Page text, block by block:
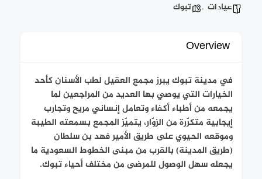
عيادات تبوك
Overview
في مدينة تبوك يبرز مجمع العقيل لطب الأسنان كأحد
الخيارات التي يوصي بها العديد من المراجعين لما
يجمعه من أطباء أكفاء وتعامل إنساني مريح وتجارب
إيجابية متكرّرة من الزوّار، يتميّز المجمع بسمعته الطيبة
وموقعه الحيوي على طريق الأمير فهد بن سلطان
(طريق المدينة) بالقرب من مبنى الخطوط السعودية ما
يجعله سهل الوصول للمرضى من مختلف أحياء تبوك.